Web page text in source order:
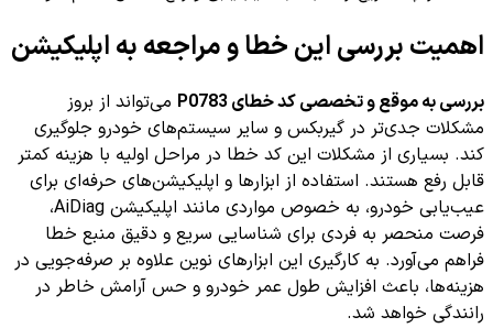
اهمیت بررسی این خطا و مراجعه به اپلیکیشن
بررسی به موقع و تخصصی کد خطای P0783
می‌تواند از بروز
مشکلات جدی‌تر در گیربکس و سایر سیستم‌های خودرو جلوگیری
کند. بسیاری از مشکلات این کد خطا در مراحل اولیه با هزینه کمتر
قابل رفع هستند. استفاده از ابزارها و اپلیکیشن‌های حرفه‌ای برای
عیب‌یابی خودرو، به خصوص مواردی مانند اپلیکیشن AiDiag،
فرصت منحصر به فردی برای شناسایی سریع و دقیق منبع خطا
فراهم می‌آورد. به کارگیری این ابزارهای نوین علاوه بر صرفه‌جویی در
هزینه‌ها، باعث افزایش طول عمر خودرو و حس آرامش خاطر در
رانندگی خواهد شد.